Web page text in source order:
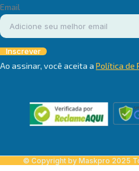
Email
Inscrever
Ao assinar, você aceita a Política de
© Copyright by Maskpro 2025